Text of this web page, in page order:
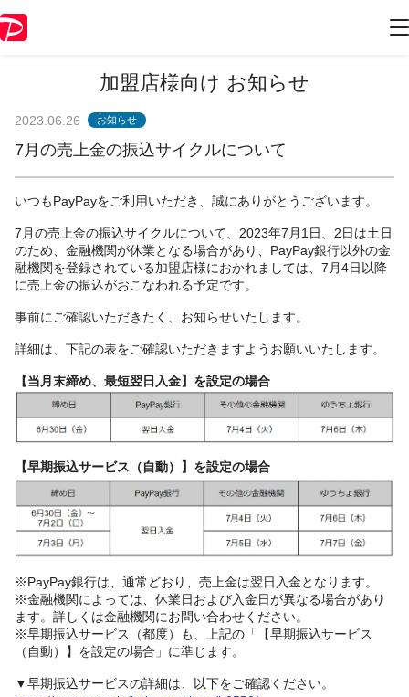
加盟店様向け お知らせ
2023.06.26 お知らせ
7月の売上金の振込サイクルについて
いつもPayPayをご利用いただき、誠にありがとうございます。
7月の売上金の振込サイクルについて、2023年7月1日、2日は土日
のため、金融機関が休業となる場合があり、PayPay銀行以外の金
融機関を登録されている加盟店様におかれましては、7月4日以降
に売上金の振込がおこなわれる予定です。
事前にご確認いただきたく、お知らせいたします。
詳細は、下記の表をご確認いただきますようお願いいたします。
【当月末締め、最短翌日入金】を設定の場合
【早期振込サービス（自動）】を設定の場合
※PayPay銀行は、通常どおり、売上金は翌日入金となります。
※金融機関によっては、休業日および入金日が異なる場合があり
ます。詳しくは金融機関にお問い合わせください。
※早期振込サービス（都度）も、上記の「【早期振込サービス
（自動）】を設定の場合」に準じます。
▼早期振込サービスの詳細は、以下をご確認ください。